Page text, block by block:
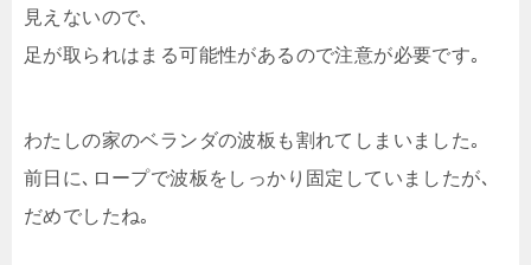
見えないので､
足が取られはまる可能性があるので注意が必要です｡
わたしの家のベランダの波板も割れてしまいました｡
前日に､ロープで波板をしっかり固定していましたが､
だめでしたね｡